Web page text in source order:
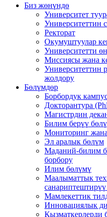
Биз жөнүндө
Университет
Университеттин
Ректорат
Окумуштуулар
Университетти
Миссиясы жана
Университеттин
жолдору
Бөлүмдөр
Борбордук
Докторантура
Магистрдин
Билим берүү
Мониторинг
Эл аралык бөлүм
Маданий-билим
борбору
Илим бөлүмү
Маалыматтык
Мамлекеттик
Инновациялык
Кызматкерлерди